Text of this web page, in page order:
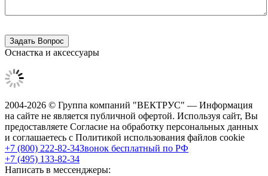
Оснастка и аксессуары
2004-2026 © Группа компаний "ВЕКТРУС" — Информация
на сайте не является публичной офертой. Используя сайт, Вы
предоставляете Согласие на обработку персональных данных
и соглашаетесь с Политикой использования файлов cookie
+7 (800) 222-82-34Звонок бесплатный по РФ
+7 (495) 133-82-34
Написать в мессенджеры: